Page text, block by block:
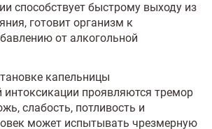
способствует быстрому выходу из
готовит организм к
от алкогольной
капельницы
проявляются тремор
слабость, потливость и
может испытывать чрезмерную